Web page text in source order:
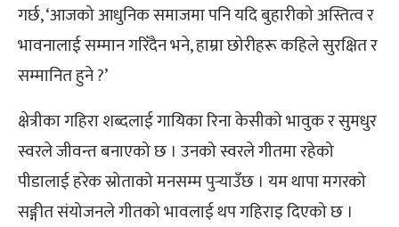
गर्छ, ‘आजको आधुनिक समाजमा पनि यदि बुहारीको अस्तित्व र
भावनालाई सम्मान गरिँदैन भने, हाम्रा छोरीहरू कहिले सुरक्षित र
सम्मानित हुने ?’
क्षेत्रीका गहिरा शब्दलाई गायिका रिना केसीको भावुक र सुमधुर
स्वरले जीवन्त बनाएको छ । उनको स्वरले गीतमा रहेको
पीडालाई हरेक स्रोताको मनसम्म पुर्‍याउँछ । यम थापा मगरको
सङ्गीत संयोजनले गीतको भावलाई थप गहिराइ दिएको छ ।